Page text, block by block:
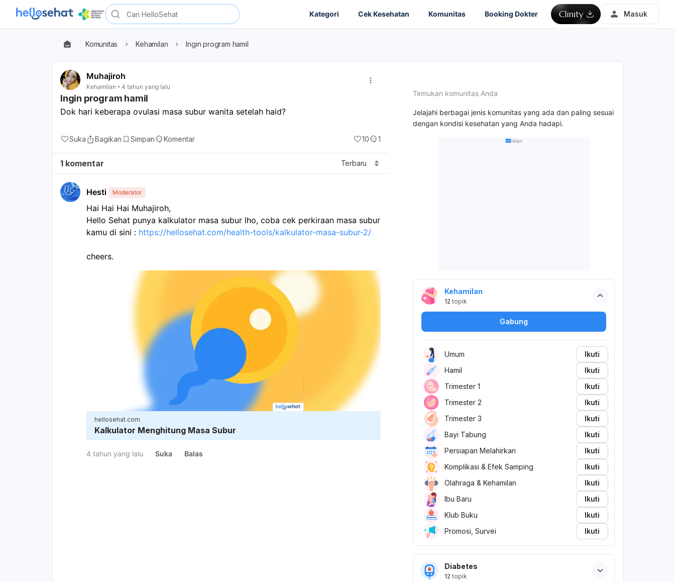
Kategori Cek Kesehatan Komunitas Booking Dokter Masuk
Komunitas Kehamilan Ingin program hamil
Muhajiroh
Kehamilan 4 tahun yang lalu
Ingin program hamil
Dok hari keberapa ovulasi masa subur wanita setelah haid?
Suka Bagikan Simpan Komentar 10 1
1 komentar Terbaru
Hesti Moderator
Hai Hai Hai Muhajiroh,
Hello Sehat punya kalkulator masa subur lho, coba cek perkiraan masa subur
kamu di sini : https://hellosehat.com/health-tools/kalkulator-masa-subur-2/
cheers.
hellosehat.com
Kalkulator Menghitung Masa Subur
4 tahun yang lalu Suka Balas
Temukan komunitas Anda
Jelajahi berbagai jenis komunitas yang ada dan paling sesuai
dengan kondisi kesehatan yang Anda hadapi.
Iklan
Kehamilan
12 topik
Gabung
Umum
Ikuti
Hamil
Ikuti
Trimester 1
Ikuti
Trimester 2
Ikuti
Trimester 3
Ikuti
Bayi Tabung
Ikuti
Persiapan Melahirkan
Ikuti
Komplikasi & Efek Samping
Ikuti
Olahraga & Kehamilan
Ikuti
Ibu Baru
Ikuti
Klub Buku
Ikuti
Promosi, Survei
Ikuti
Diabetes
12 topik